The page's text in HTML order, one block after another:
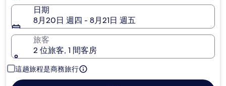
日期
8月20日 週四 - 8月21日 週五
旅客
2 位旅客, 1 間客房
這趟旅程是商務旅行